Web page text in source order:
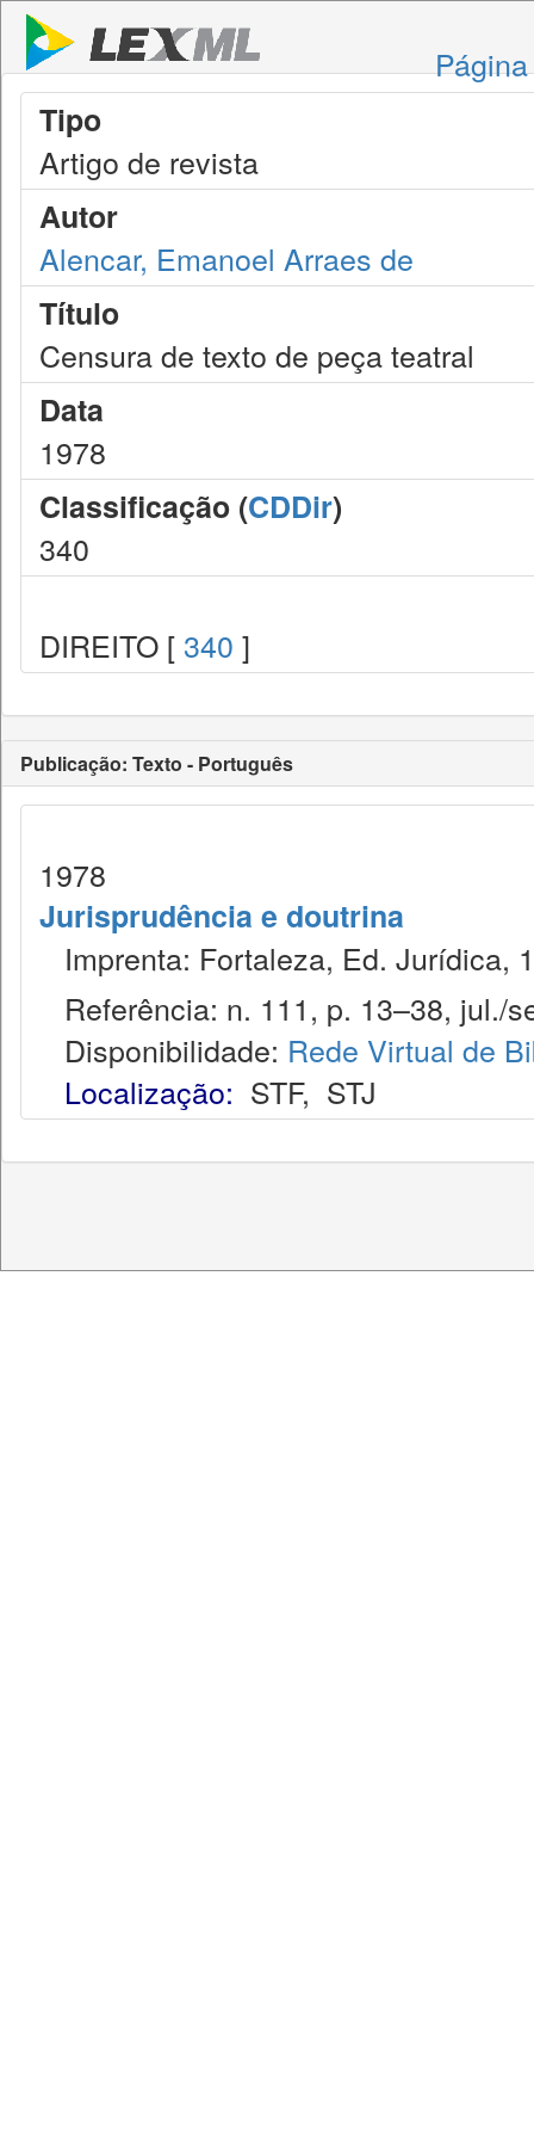
Tipo
Artigo de revista
Autor
Alencar, Emanoel Arraes de
Título
Censura de texto de peça teatral
Data
1978
Classificação (CDDir)
340
DIREITO [ 340 ]
Publicação: Texto - Português
1978
Jurisprudência e doutrina
Imprenta: Fortaleza, Ed. Jurídica,
Referência: n. 111, p. 13–38, jul./
Disponibilidade: Rede Virtual de
Localização: STF, STJ